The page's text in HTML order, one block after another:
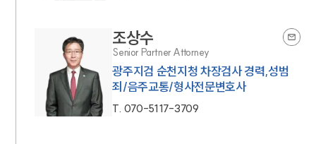
조상수
Senior Partner Attorney
광주지검 순천지청 차장검사 경력,성범
죄/음주교통/형사전문변호사
T. 070-5117-3709